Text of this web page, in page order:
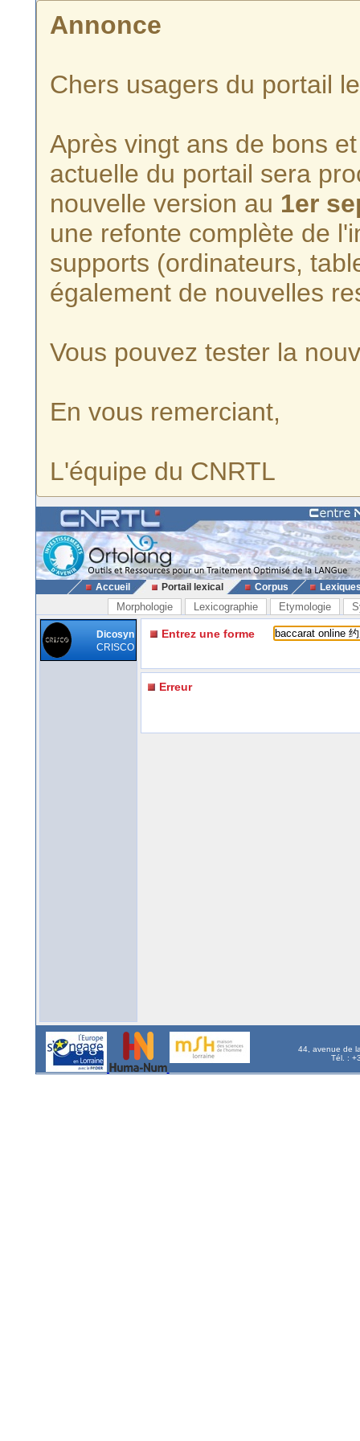
Annonce
Chers usagers du portail
Après vingt ans de bons
actuelle du portail sera
nouvelle version au 1er
une refonte complète de
supports (ordinateurs,
également de nouvelles
Vous pouvez tester la
En vous remerciant,
L'équipe du CNRTL
Accueil Portail lexical Corpus
Morphologie Lexicographie Etymologie
Dicosyn
CRISCO
Entrez une forme
Erreur
44, avenue de
Tél. :